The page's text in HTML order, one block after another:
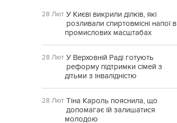
28 Лют У Києві викрили ділків, які
розливали спиртовмісні напої в
промислових масштабах
28 Лют У Верховній Раді готують
реформу підтримки сімей з
дітьми з інвалідністю
28 Лют Тіна Кароль пояснила, що
допомагає їй залишатися
молодою